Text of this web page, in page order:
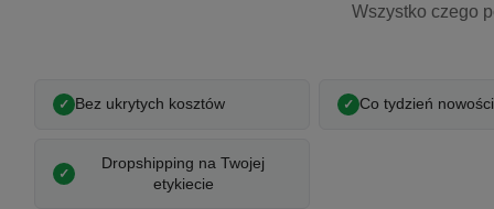
Wszystko czego
Bez ukrytych kosztów Co tydzień nowości
Dropshipping na Twojej
etykiecie